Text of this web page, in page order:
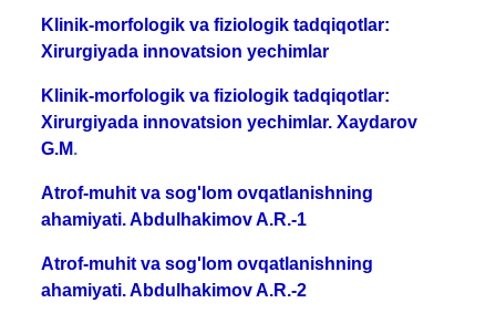
Klinik-morfologik va fiziologik tadqiqotlar:
Xirurgiyada innovatsion yechimlar
Klinik-morfologik va fiziologik tadqiqotlar:
Xirurgiyada innovatsion yechimlar. Xaydarov
G.M.
Atrof-muhit va sog'lom ovqatlanishning
ahamiyati. Abdulhakimov A.R.-1
Atrof-muhit va sog'lom ovqatlanishning
ahamiyati. Abdulhakimov A.R.-2